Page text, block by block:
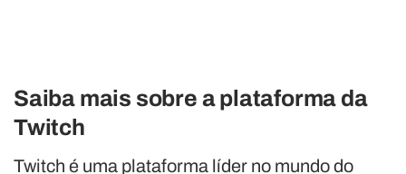
Saiba mais sobre a plataforma da
Twitch
Twitch é uma plataforma líder no mundo do